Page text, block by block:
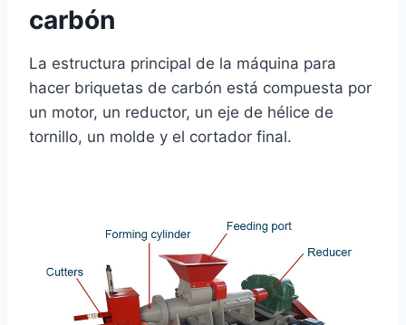
carbón
La estructura principal de la máquina para
hacer briquetas de carbón está compuesta por
un motor, un reductor, un eje de hélice de
tornillo, un molde y el cortador final.